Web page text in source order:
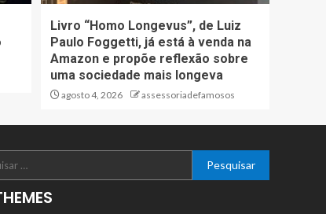
Livro “Homo Longevus”, de Luiz
Paulo Foggetti, já está à venda na
Amazon e propõe reflexão sobre
uma sociedade mais longeva
agosto 4, 2026 assessoriadefamosos